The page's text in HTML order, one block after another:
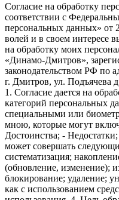
Согласие на обработку
соответствии с
персональных данных» от
волей и в своем интересе
на обработку моих
«Динамо-Дмитров»,
законодательством РФ по
г. Дмитров, ул. Подъячева
1. Согласие дается на
категорий персональных
специальными или
мною, которые могут
Достоинства; -
может совершать
систематизация;
(обновление, изменение);
блокирование; удаление;
как с использованием